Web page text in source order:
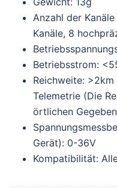
Anzahl der
Kanäle, 8
Betriebsstrom:
Reichweite:
Telemetrie (Die
örtlichen
Gerät): 0-36V
Kompatibilität: